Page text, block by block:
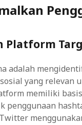
Platform
adalah
yang relevan
memiliki
penggunaan